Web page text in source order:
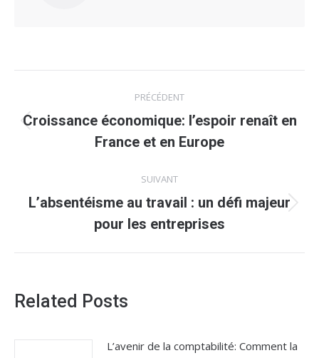
article
PRÉCÉDENT
Article
précédent
Croissance économique: l’espoir renaît en
France et en Europe
SUIVANT
Article
suivant
:
L’absentéisme au travail : un défi majeur
pour les entreprises
Related Posts
L’avenir de la comptabilité: Comment la